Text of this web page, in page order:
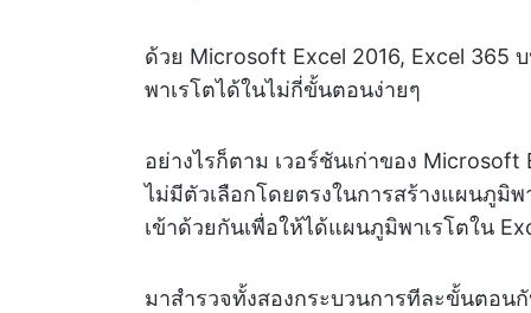
ด้วย Microsoft Excel 2016, Excel 365
พาเรโตได้ในไม่กี่ขั้นตอนง่ายๆ
อย่างไรก็ตาม เวอร์ชันเก่าของ
ไม่มีตัวเลือกโดยตรงในการสร้างแผนภู
เข้าด้วยกันเพื่อให้ได้แผนภูมิพาเรโตใน
มาสำรวจทั้งสองกระบวนการทีละขั้นตอนกั